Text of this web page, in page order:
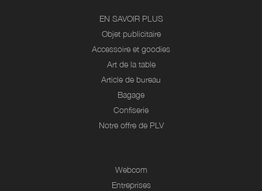
EN SAVOIR PLUS
Objet publicitaire
Accessoire et goodies
Art de la table
Article de bureau
Bagage
Confiserie
Notre offre de PLV
Webcom
Entreprises